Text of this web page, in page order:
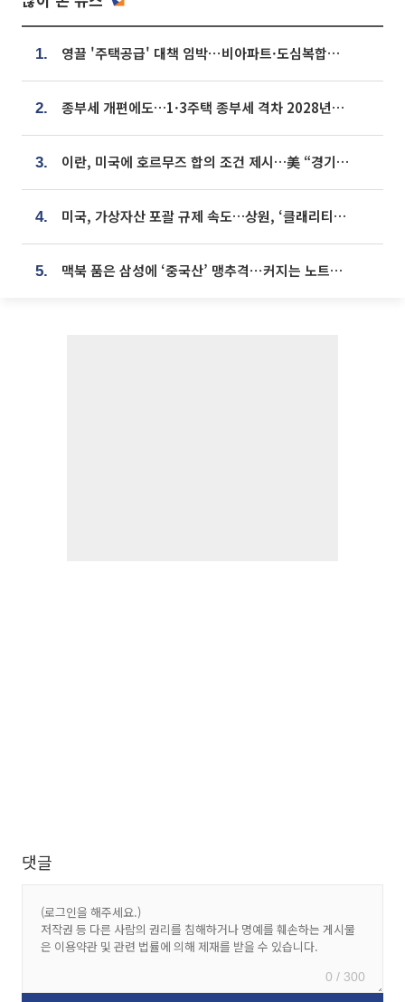
1. 영끌 '주택공급' 대책 임박⋯비아파트·도심복합까지 총동원
2. 종부세 개편에도…1·3주택 종부세 격차 2028년부터 확대
3. 이란, 미국에 호르무즈 합의 조건 제시…美 “경기 아직 안 끝나” [종합]
4. 미국, 가상자산 포괄 규제 속도…상원, ‘클래리티법’ 9월 절차투표 추진
5. 맥북 품은 삼성에 ‘중국산’ 맹추격⋯커지는 노트북 OLED 시장
댓글
0 / 300